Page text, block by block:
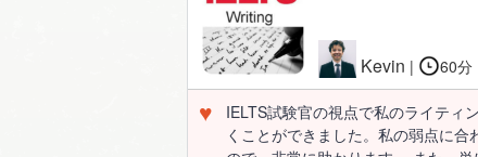
Kevin | 60分
♥
IELTS試験官の視点で私のライティ
くことができました。私の弱点に